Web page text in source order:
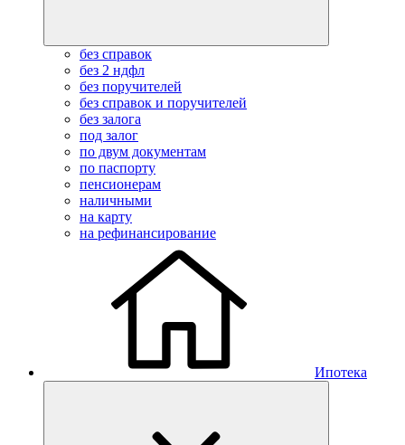
без справок
без 2 ндфл
без поручителей
без справок и поручителей
без залога
под залог
по двум документам
по паспорту
пенсионерам
наличными
на карту
на рефинансирование
Ипотека